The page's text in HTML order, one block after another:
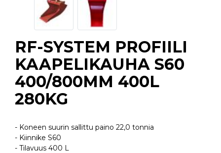
RF-SYSTEM PROFIILI
KAAPELIKAUHA S60
400/800MM 400L
280KG
- Koneen suurin sallittu paino 22,0 tonnia
- Kiinnike S60
- Tilavuus 400 L